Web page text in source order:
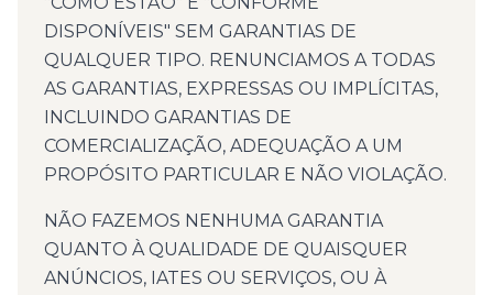
DISPONÍVEIS" SEM GARANTIAS DE
QUALQUER TIPO. RENUNCIAMOS A TODAS
AS GARANTIAS, EXPRESSAS OU IMPLÍCITAS,
INCLUINDO GARANTIAS DE
COMERCIALIZAÇÃO, ADEQUAÇÃO A UM
PROPÓSITO PARTICULAR E NÃO VIOLAÇÃO.
NÃO FAZEMOS NENHUMA GARANTIA
QUANTO À QUALIDADE DE QUAISQUER
ANÚNCIOS, IATES OU SERVIÇOS, OU À